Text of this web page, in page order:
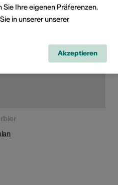
Ihre eigenen Präferenzen.
in unserer unserer
Akzeptieren